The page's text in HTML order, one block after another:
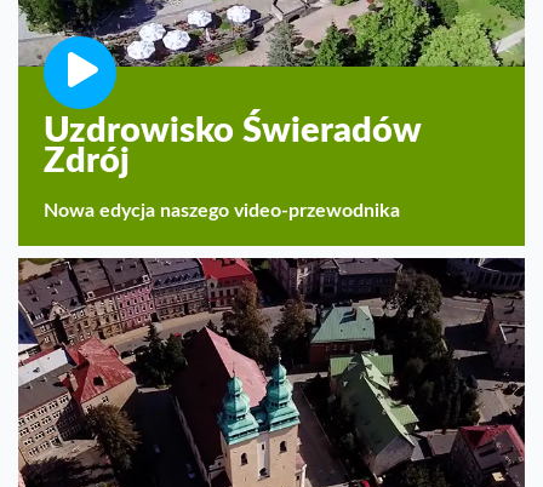
Uzdrowisko Świeradów
Zdrój
Nowa edycja naszego video-przewodnika